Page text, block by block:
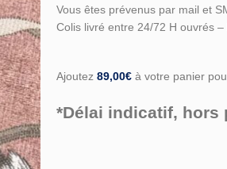
Vous êtes prévenus par mail et
Colis livré entre 24/72 H ouvrés
Ajoutez 89,00€ à votre panier
*Délai indicatif, hors